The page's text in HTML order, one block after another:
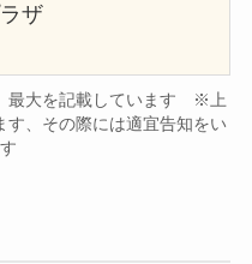
ザ
最大を記載しています ※上
、その際には適宜告知をい